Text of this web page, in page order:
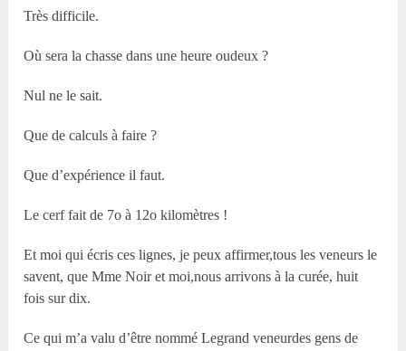
Très difficile.
Où sera la chasse dans une heure oudeux ?
Nul ne le sait.
Que de calculs à faire ?
Que d’expérience il faut.
Le cerf fait de 7o à 12o kilomètres !
Et moi qui écris ces lignes, je peux affirmer,tous les veneurs le
savent, que Mme Noir et moi,nous arrivons à la curée, huit
fois sur dix.
Ce qui m’a valu d’être nommé Legrand veneurdes gens de